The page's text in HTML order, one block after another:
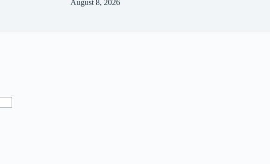
August 8, 2026